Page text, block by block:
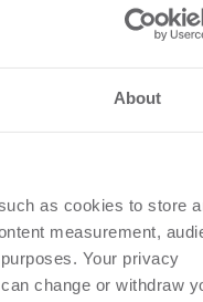
About
as cookies to store
measurement,
Your privacy
change or withdraw